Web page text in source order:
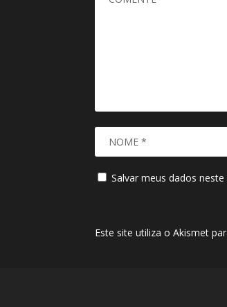
Salvar meus dados
Este site utiliza o Akismet